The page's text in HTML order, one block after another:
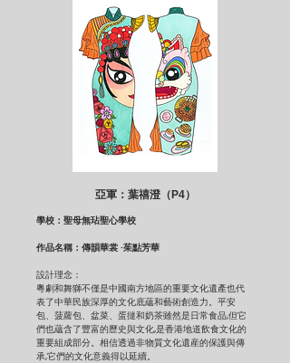
亞軍：葉禧澄（P4）
學校：聖母無玷聖心學校
作品名稱：傳韻華裳 ·茱點芳華
設計理念：
粵劇和舞獅不僅是中國南方地區的重要文化遺產也代
表了中華民族深厚的文化底蘊和藝術創造力。平安
包、菠蘿包、盆菜、蛋撻和奶茶雖然是日常食品,但它
們也蘊含了豐富的歷史與文化,是香港地道飲食文化的
重要組成部分。相信透過非物質文化遺産的保護與傳
承,它們的文化意義得以延續。